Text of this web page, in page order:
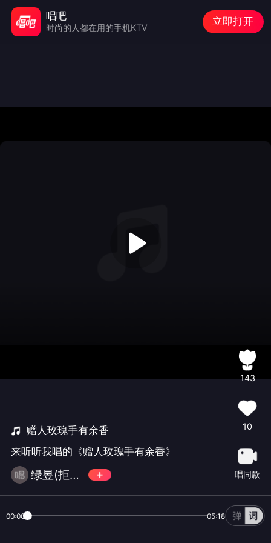
赠人玫瑰手有余香
来听听我唱的《赠人玫瑰手有余香》
绿昱(拒币拒币拒币)
143
10
唱同款
00:00 05:18
唱吧
时尚的人都在用的手机KTV
立即打开